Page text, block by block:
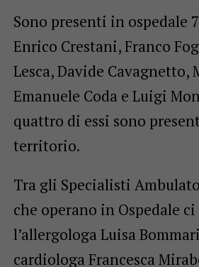
Sono presenti in ospedale
Enrico Crestani, Franco
Lesca, Davide Cavagnetto,
Emanuele Coda e Luigi
quattro di essi sono
territorio.
Tra gli Specialisti
che operano in Ospedale ci
l’allergologa Luisa
cardiologa Francesca